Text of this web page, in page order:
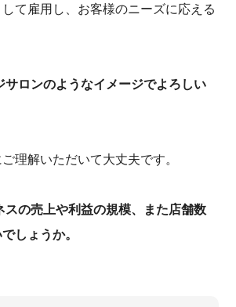
て雇用し、お客様のニーズに応える
サロンのようなイメージでよろしい
理解いただいて大丈夫です。
スの売上や利益の規模、また店舗数
しょうか。